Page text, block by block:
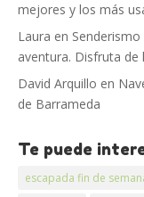
mejores y los más
Laura en
aventura. Disfruta de
David Arquillo en
de Barrameda
Te puede
escapada fin de